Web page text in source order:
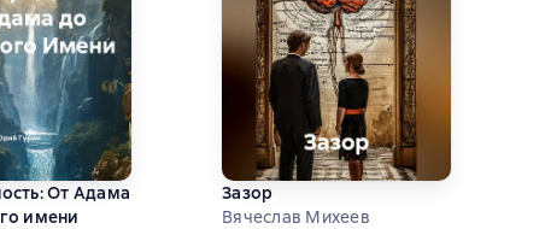
От Адама
имени
Зазор
Вячеслав Михеев